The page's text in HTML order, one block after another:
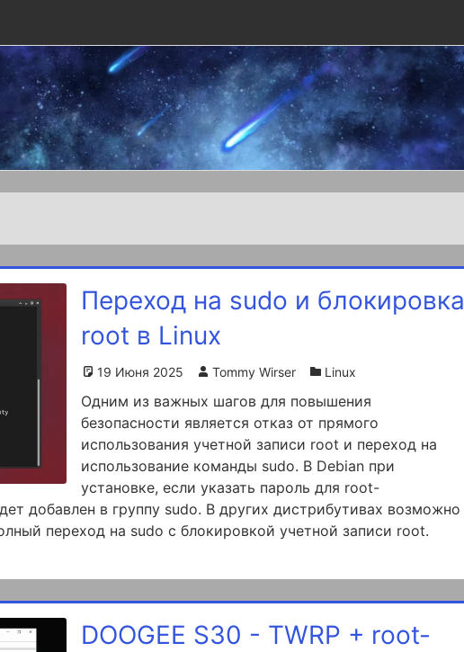
Переход на sudo и блокировка
root в Linux
19 Июня 2025 Tommy Wirser Linux
Одним из важных шагов для повышения
безопасности является отказ от прямого
использования учетной записи root и переход на
использование команды sudo. В Debian при
установке, если указать пароль для root-
добавлен в группу sudo. В других дистрибутивах возможно
переход на sudo с блокировкой учетной записи root.
DOOGEE S30 - TWRP + root-